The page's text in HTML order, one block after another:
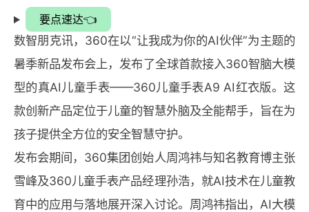
要点速达👈
数智朋克讯，360在以“让我成为你的AI伙伴”为主题的
暑季新品发布会上，发布了全球首款接入360智脑大模
型的真AI儿童手表——360儿童手表A9 AI红衣版。这
款创新产品定位于儿童的智慧外脑及全能帮手，旨在为
孩子提供全方位的安全智慧守护。
发布会期间，360集团创始人周鸿祎与知名教育博主张
雪峰及360儿童手表产品经理孙浩，就AI技术在儿童教
育中的应用与落地展开深入讨论。周鸿祎指出，AI大模